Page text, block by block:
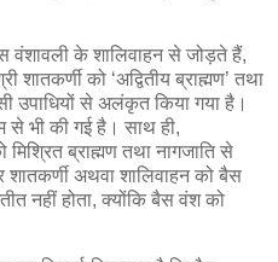
वंशावली के शालिवाहन से जोड़ते हैं,
को ‘अद्वितीय ब्राह्मण’ तथा
उपाधियों से अलंकृत किया गया है।
से भी की गई है। साथ ही,
मिश्रित ब्राह्मण तथा नागजाति से
शातकर्णी अथवा शालिवाहन को बैस
नहीं होता, क्योंकि बैस वंश को